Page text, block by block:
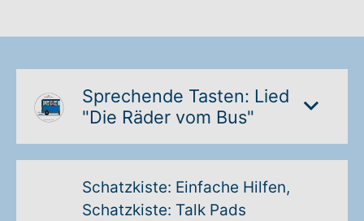
Anmelden
Warenkorb: 0
Sprechende Tasten: Lied
"Die Räder vom Bus"
Schatzkiste: Einfache Hilfen,
Schatzkiste: Talk Pads